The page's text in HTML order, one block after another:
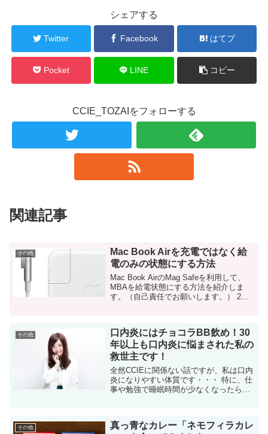
シェアする
Twitter Facebook はてブ
Pocket LINE コピー
CCIE_TOZAIをフォローする
関連記事
その他
Mac Book Airを充電ではなく給
電のみの状態にする方法
Mac Book AirのMag Safeを利用して、
MBAを給電状態にする方法を紹介しま
す。（自己責任でお願いします。） 2年
その他
口内炎にはチョコラBB飲め！30
年以上も口内炎に悩まされた私の
救世主です！
全然CCIEに関係ない話ですが、私は口内
炎になりやすい体質です・・・ 特に、仕
事や勉強で睡眠時間が少なくなったら、
地...
その他
真っ青なカレー「ネモフィラカレ